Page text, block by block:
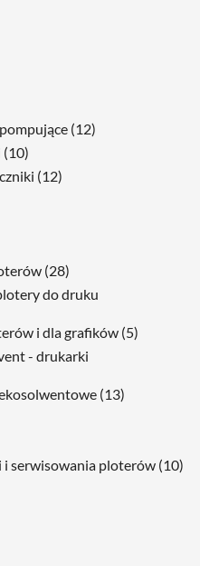
(12)
(10)
(12)
(28)
do druku
i dla grafików (5)
- drukarki
(13)
i serwisowania ploterów (10)